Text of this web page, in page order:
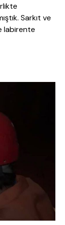
Sarkıt ve
labirente